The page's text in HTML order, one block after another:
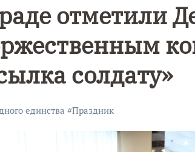
отметили
солдату»
единства #Праздник